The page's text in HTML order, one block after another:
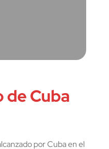
Cuba
por Cuba en el